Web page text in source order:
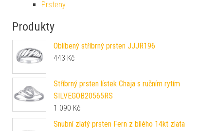
Prsteny
Produkty
Oblíbený stříbrný prsten JJJR196
443 Kč
Stříbrný prsten lístek Chaja s ručním rytím
SILVEGOB20565RS
1 090 Kč
Snubní zlatý prsten Fern z bílého 14kt zlata